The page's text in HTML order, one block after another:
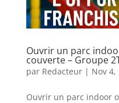
Ouvrir un parc
couverte – Groupe
par Redacteur| Nov 4,
Ouvrir un parc indoor